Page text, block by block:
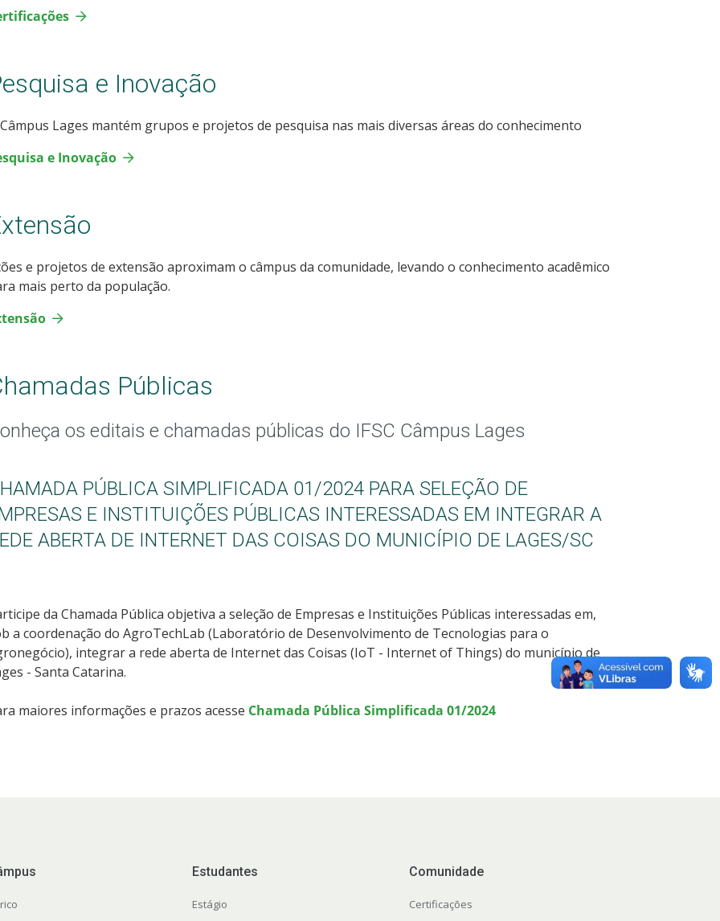
e Inovação
Lages mantém grupos e projetos de pesquisa nas mais diversas áreas do conhecimento
e Inovação
e projetos de extensão aproximam o câmpus da comunidade, levando o conhecimento acadêmico
mais perto da população.
Públicas
os editais e chamadas públicas do IFSC Câmpus Lages
PÚBLICA SIMPLIFICADA 01/2024 PARA SELEÇÃO DE
E INSTITUIÇÕES PÚBLICAS INTERESSADAS EM INTEGRAR A
ABERTA DE INTERNET DAS COISAS DO MUNICÍPIO DE LAGES/SC
da Chamada Pública objetiva a seleção de Empresas e Instituições Públicas interessadas em,
a coordenação do AgroTechLab (Laboratório de Desenvolvimento de Tecnologias para o
integrar a rede aberta de Internet das Coisas (IoT - Internet of Things) do município de
- Santa Catarina.
maiores informações e prazos acesse Chamada Pública Simplificada 01/2024
Estudantes
Estágio
Comunidade
Certificações